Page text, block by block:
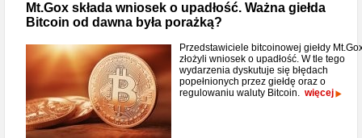
Mt.Gox składa wniosek o upadłość. Ważna giełda
Bitcoin od dawna była porażką?
Przedstawiciele bitcoinowej giełdy
złożyli wniosek o upadłość. W tle tego
wydarzenia dyskutuje się błędach
popełnionych przez giełdę oraz o
regulowaniu waluty Bitcoin. więcej